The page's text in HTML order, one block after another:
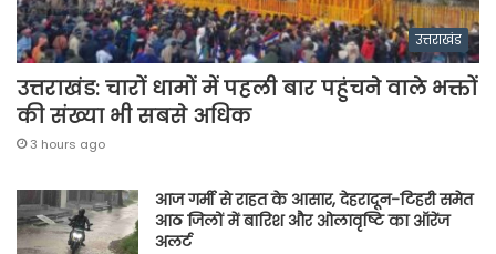
उत्तराखंड
उत्तराखंड: चारों धामों में पहली बार पहुंचने वाले भक्तों
की संख्या भी सबसे अधिक
3 hours ago
आज गर्मी से राहत के आसार, देहरादून-टिहरी समेत
आठ जिलों में बारिश और ओलावृष्टि का ऑरेंज
अलर्ट